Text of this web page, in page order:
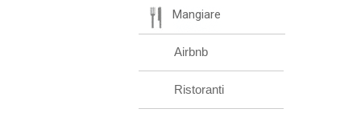
Mangiare
Airbnb
Ristoranti